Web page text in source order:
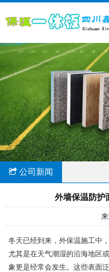
公司新闻
外墙保温防护
冬天已经到来，外保温施工中
尤其是在天气潮湿的沿海地区
象更是经常会发生。这些表面